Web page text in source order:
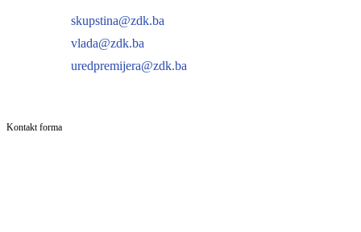
skupstina@zdk.ba
vlada@zdk.ba
uredpremijera@zdk.ba
Kontakt forma